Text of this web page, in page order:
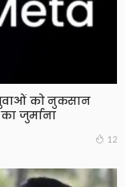
को नुकसान
जुर्माना
12